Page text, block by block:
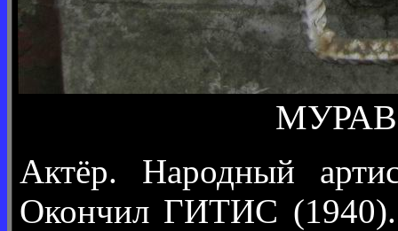
Актёр. Народный
Окончил ГИТИС (1940).